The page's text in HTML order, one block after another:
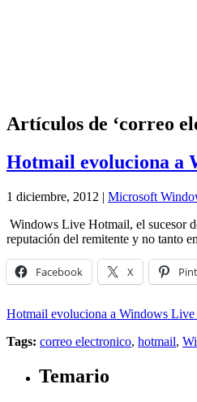
Artículos de ‘correo
Hotmail evoluciona a
1 diciembre, 2012 | Microsoft
Windows Live Hotmail, el sucesor
reputación del remitente y no tanto
Facebook X
Hotmail evoluciona a Windows
Tags: correo electronico, hotmail,
Temario